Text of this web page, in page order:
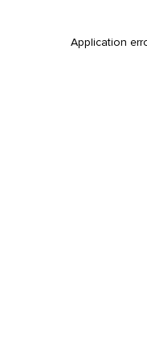
Application